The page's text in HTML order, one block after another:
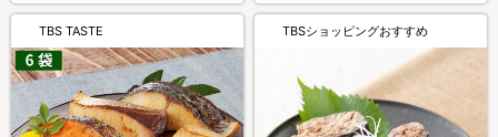
TBS TASTE TBSショッピングおすすめ